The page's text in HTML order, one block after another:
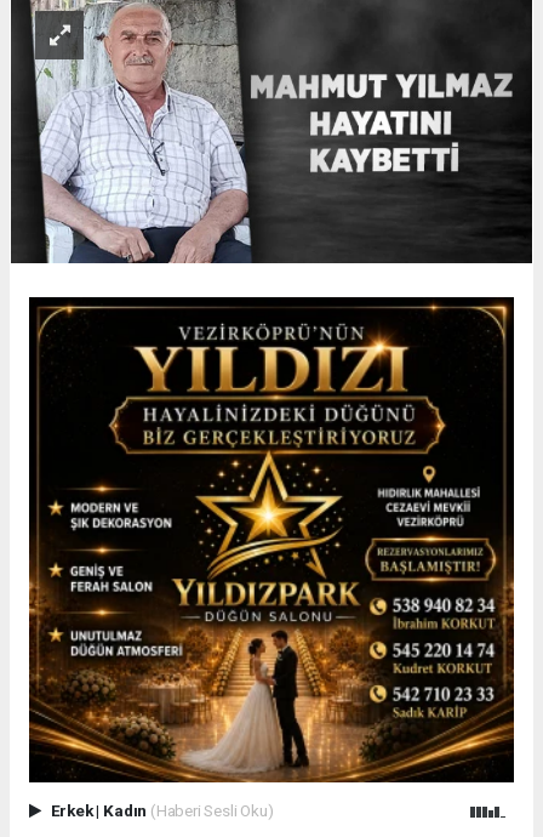
Erkek| Kadın (Haberi Sesli Oku)